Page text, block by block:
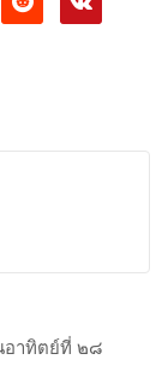
อาทิตย์ที่ ๒๘